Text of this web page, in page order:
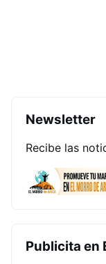
Newsletter
Recibe las
Publicita en